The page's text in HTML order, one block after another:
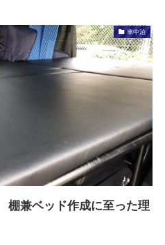
車中泊
兼ベッド作成に至った理